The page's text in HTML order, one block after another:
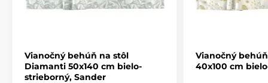
Vianočný behúň na stôl
Diamanti 50x140 cm bielo-
strieborný, Sander
Vianočný
40x100 cm